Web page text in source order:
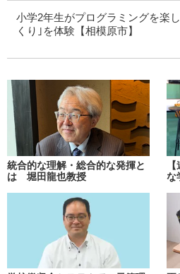
小学2年生がプログラミングを楽
くり｣を体験【相模原市】
統合的な理解・総合的な発揮と
は 堀田龍也教授
な